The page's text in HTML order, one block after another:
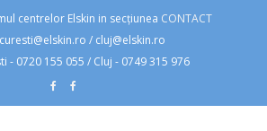
centrelor Elskin in secțiunea CONTACT
/ cluj@elskin.ro
- 0720 155 055 / Cluj - 0749 315 976